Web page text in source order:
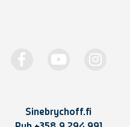
Sinebrychoff.fi